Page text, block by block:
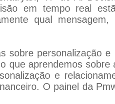
em tempo real
qual
sobre personalização e
que aprendemos sobre
e
O painel da